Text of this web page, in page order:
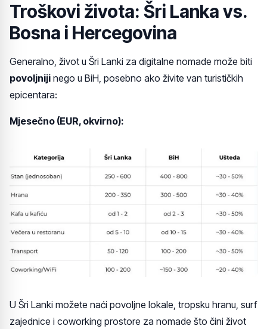
Troškovi života: Šri Lanka vs.
Bosna i Hercegovina
Generalno, život u Šri Lanki za digitalne nomade može biti
povoljniji nego u BiH, posebno ako živite van turističkih
epicentara:
Mjesečno (EUR, okvirno):
U Šri Lanki možete naći povoljne lokale, tropsku hranu, surf
zajednice i coworking prostore za nomade što čini život